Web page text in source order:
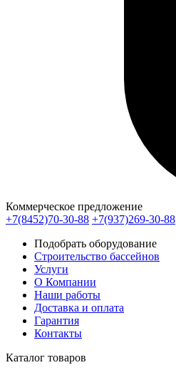
Коммерческое предложение
+7(8452)70-30-88 +7(937)269-30-88
Подобрать оборудование
Строительство бассейнов
Услуги
О Компании
Наши работы
Доставка и оплата
Гарантия
Контакты
Каталог товаров